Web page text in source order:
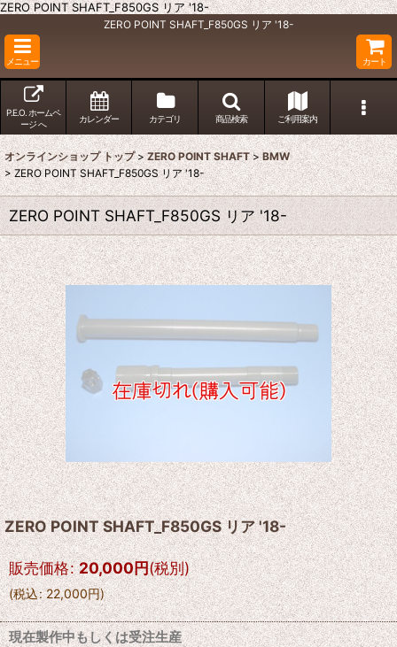
ZERO POINT SHAFT_F850GS リア '18-
ZERO POINT SHAFT_F850GS リア '18-
メニュー カート
P.E.O. ホームペ
ージ へ
カレンダー カテゴリ 商品検索 ご利用案内
オンラインショップ トップ > ZERO POINT SHAFT > BMW
> ZERO POINT SHAFT_F850GS リア '18-
ZERO POINT SHAFT_F850GS リア '18-
ZERO POINT SHAFT_F850GS リア '18-
販売価格: 20,000円(税別)
(税込: 22,000円)
現在製作中もしくは受注生産